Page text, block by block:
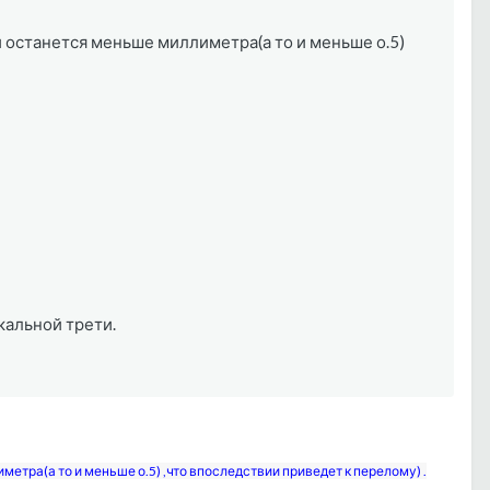
меньше миллиметра(а то и меньше о.5)
трети.
то и меньше о.5) ,что впоследствии приведет к перелому) .